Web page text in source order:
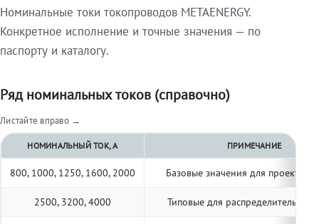
Номинальные токи токопроводов METAENERGY.
Конкретное исполнение и точные значения — по
паспорту и каталогу.
Ряд номинальных токов (справочно)
Листайте вправо →
НОМИНАЛЬНЫЙ ТОК, А ПРИМЕЧАНИЕ
800, 1000, 1250, 1600, 2000 Базовые значения для
2500, 3200, 4000 Типовые для распределительных